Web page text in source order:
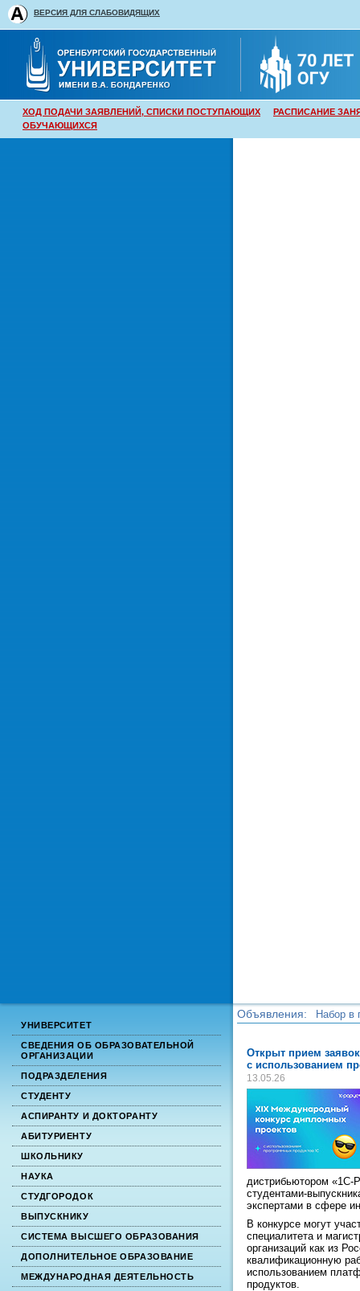
ВЕРСИЯ ДЛЯ СЛАБОВИДЯЩИХ
ХОД ПОДАЧИ ЗАЯВЛЕНИЙ, СПИСКИ ПОСТУПАЮЩИХ
РАСПИСАНИЕ
ОБУЧАЮЩИХСЯ
УНИВЕРСИТЕТ
СВЕДЕНИЯ ОБ ОБРАЗОВАТЕЛЬНОЙ
ОРГАНИЗАЦИИ
ПОДРАЗДЕЛЕНИЯ
СТУДЕНТУ
АСПИРАНТУ И ДОКТОРАНТУ
АБИТУРИЕНТУ
ШКОЛЬНИКУ
НАУКА
СТУДГОРОДОК
ВЫПУСКНИКУ
СИСТЕМА ВЫСШЕГО ОБРАЗОВАНИЯ
ДОПОЛНИТЕЛЬНОЕ ОБРАЗОВАНИЕ
МЕЖДУНАРОДНАЯ ДЕЯТЕЛЬНОСТЬ
Объявления:
Набор в
Открыт прием
с использованием
13.05.26
дистрибьютором «1С-
студентами-
экспертами в сфере
В конкурсе могут
специалитета и
организаций как из
квалификационную
использованием
продуктов.